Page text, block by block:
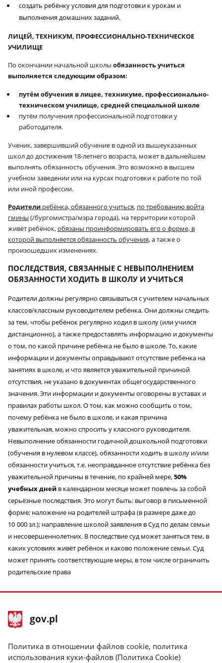
создать ребёнку условия для подготовки к урокам и
выполнения домашних заданий.
ЛИЦЕЙ, ТЕХНИКУМ, ПРОФЕССИОНАЛЬНО-ТЕХНИЧЕСКОЕ
УЧИЛИЩЕ
По окончании начальной школыобязанность учиться
выполняется следующим образом:
путём обучения в лицее, техникуме, профессионально-
техническом училище, средней специальной школе
путём получения профессиональной подготовки у
работодателя.
Ученик, завершивший обучение в одной из вышеуказанных
школ до достижения 18-летнего возраста, может в дальнейшем
выполнять обязанность обучения. Это возможно в высшем
учебном заведении или на курсах подготовки к работе по той
или иной профессии.
Родители ребёнка, обязанного учиться, по требованию войта
гмины (/бургомистра/мэра города), на территории которой
живёт ребёнок,обязаны проинформировать его о форме, в
которой выполняется обязанность обучения, а также о
произошедших изменениях.
ПОСЛЕДСТВИЯ, СВЯЗАННЫЕ С НЕВЫПОЛНЕНИЕМ
ОБЯЗАННОСТИ ХОДИТЬ В ШКОЛУ И УЧИТЬСЯ
Родители должны регулярно связываться с учителем начальных
классов/классным руководителем ребёнка. Они должны следить
за тем, чтобы ребёнок регулярно ходил в школу (или учился
дистанционно), а также предоставлять информацию и документы
о том, по какой причине ребёнка не было в школе. То, какие
информации и документы оправдывают отсутствие ребёнка на
занятиях в школе, и что является уважительной причиной
отсутствия, не указано в документах общегосударственного
значения. Эти информации и документы оговорены в уставах и
правилах работы школ. О том, как можно сообщить о том,
почему ребёнка не было в школе, и какая причина
уважительная, можно спросить у классного руководителя.
Невыполнение обязанности годичной дошкольной подготовки
(обучения в нулевом классе), обязанности ходить в школу и/или
обязанности учиться, т.е. неоправданное отсутствие ребёнка без
уважительной причины в течение, по крайней мере,50%
учебных дней в календарном месяце может повлечь за собой
серьёзные последствия. Это могут быть: выговор в письменной
форме; наложение на родителей штрафа (в размере даже до
10 000 зл.); направление школой заявления в Суд по делам семьи
и несовершеннолетних. В последствие суд может заняться тем, в
каких условиях живёт ребёнок и каково положение семьи. Суд
может принять соответствующие меры, в том числе ограничить
родительские права
stopka
gov.pl
Главная
gov.pl
gov.pl
Политика в отношении файлов cookie, политика
использования куки-файлов (Политика Cookie)